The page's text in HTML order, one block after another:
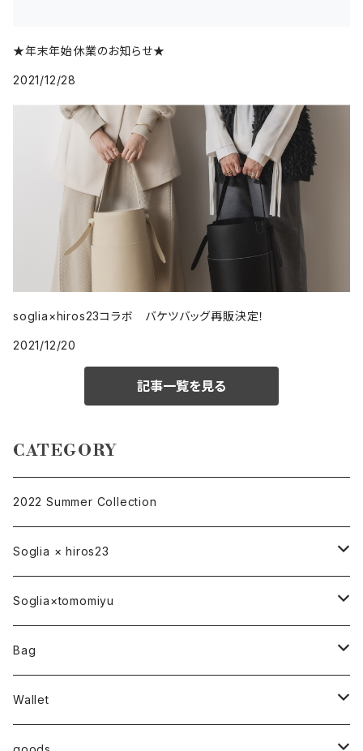
★年末年始休業のお知らせ★
2021/12/28
soglia×hiros23コラボ バケツバッグ再販決定！
2021/12/20
記事一覧を見る
CATEGORY
2022 Summer Collection
Soglia × hiros23
バッグ
ポーチ
ベルト
Soglia×tomomiyu
bag
Bag
ハンドバッグ
Wallet